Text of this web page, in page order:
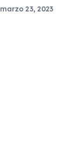
marzo 23, 2023